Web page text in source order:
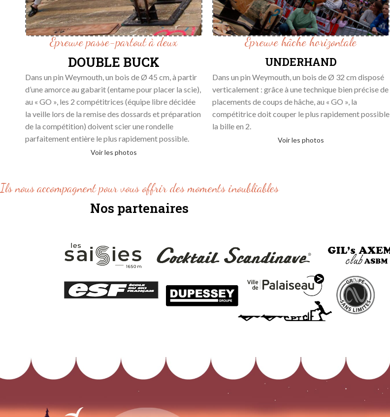
Epreuve passe-partout à deux
DOUBLE BUCK
Dans un pin Weymouth, un bois de Ø 45 cm, à partir
d’une amorce au gabarit (entame pour placer la scie),
au « GO », les 2 compétitrices (équipe libre décidée
la veille lors de la remise des dossards et préparation
de la compétition) doivent scier une rondelle
parfaitement entière le plus rapidement possible.
Voir les photos
Epreuve hâche horizontale
UNDERHAND
Dans un pin Weymouth, un bois de Ø 32 cm disposé
verticalement : grâce à une technique bien précise de
placements de coups de hâche, au « GO », la
compétitrice doit couper le plus rapidement possible
la bille en 2.
Voir les photos
Ils nous accompagnent pour vous offrir des moments inoubliables
Nos partenaires